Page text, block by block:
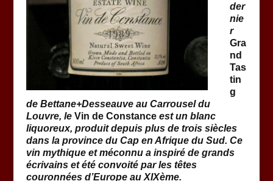
der
nie
r
Gra
nd
Tas
tin
g
de Bettane+Desseauve au Carrousel du
Louvre, le Vin de Constanceest un blanc
liquoreux, produit depuis plus de trois siècles
dans la province du Cap en Afrique du Sud. Ce
vin mythique et méconnu a inspiré de grands
écrivains et été convoité par les têtes
couronnées d’Europe au XIXème.